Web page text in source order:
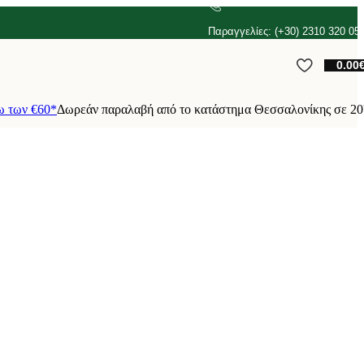
Παραγγελίες: (+30) 2310 320
0.00
των €60*Δωρεάν παραλαβή από το κατάστημα Θεσσαλονίκης σε